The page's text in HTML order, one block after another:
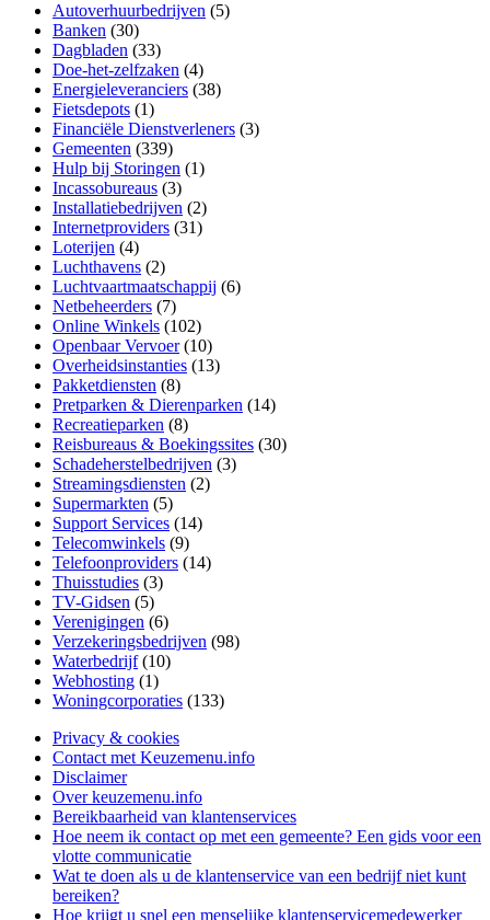
Autoverhuurbedrijven (5)
Banken (30)
Dagbladen (33)
Doe-het-zelfzaken (4)
Energieleveranciers (38)
Fietsdepots (1)
Financiële Dienstverleners (3)
Gemeenten (339)
Hulp bij Storingen (1)
Incassobureaus (3)
Installatiebedrijven (2)
Internetproviders (31)
Loterijen (4)
Luchthavens (2)
Luchtvaartmaatschappij (6)
Netbeheerders (7)
Online Winkels (102)
Openbaar Vervoer(10)
Overheidsinstanties (13)
Pakketdiensten (8)
Pretparken & Dierenparken (14)
Recreatieparken (8)
Reisbureaus & Boekingssites (30)
Schadeherstelbedrijven (3)
Streamingsdiensten (2)
Supermarkten (5)
Support Services (14)
Telecomwinkels (9)
Telefoonproviders (14)
Thuisstudies (3)
TV-Gidsen (5)
Verenigingen (6)
Verzekeringsbedrijven (98)
Waterbedrijf(10)
Webhosting (1)
Woningcorporaties (133)
Privacy & cookies
Contact met Keuzemenu.info
Disclaimer
Over keuzemenu.info
Bereikbaarheid van klantenservices
Hoe neem ik contact op met een gemeente? Een gids voor een
vlotte communicatie
Wat te doen als u de klantenservice van een bedrijf niet kunt
bereiken?
Hoe krijgt u snel een menselijke klantenservicemedewerker